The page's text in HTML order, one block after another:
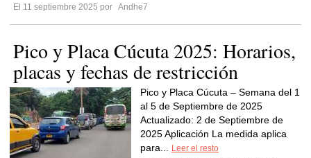
El 11 septiembre 2025 por Andhe7
Pico y Placa Cúcuta 2025: Horarios,
placas y fechas de restricción
Pico y Placa Cúcuta – Semana del 1
al 5 de Septiembre de 2025
Actualizado: 2 de Septiembre de
2025 Aplicación La medida aplica
para...
Leer el resto